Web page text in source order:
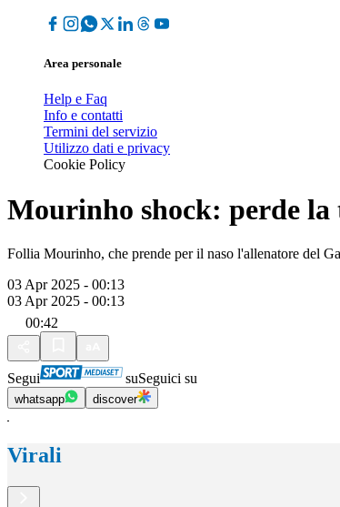
Area personale
Help e Faq
Info e contatti
Termini del servizio
Utilizzo dati e privacy
Cookie Policy
Mourinho shock: perde
Follia Mourinho, che prende per il naso l'allenatore del
03 Apr 2025 - 00:13
03 Apr 2025 - 00:13
00:42
Segui suSeguici su
whatsapp discover
Virali